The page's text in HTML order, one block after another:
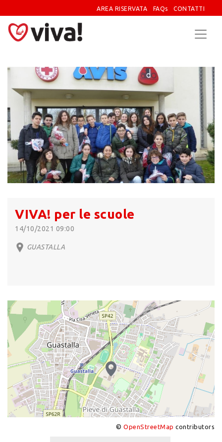
AREA RISERVATA FAQs CONTATTI
VIVA! per le scuole
14/10/2021 09:00
GUASTALLA
© OpenStreetMap contributors